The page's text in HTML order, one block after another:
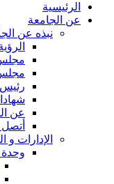
الرئيسية
عن الجامعة
نبذه عن
مجلس
رئيس
عن
أتصل
الإدارات و
وحدة